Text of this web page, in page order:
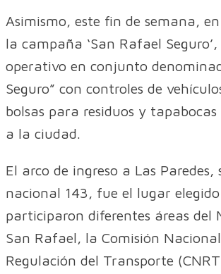
Asimismo, este fin de semana,
la campaña ‘San Rafael
operativo en conjunto
Seguro” con controles de
bolsas para residuos y tapabocas
a la ciudad.
El arco de ingreso a Las
nacional 143, fue el lugar
participaron diferentes áreas del
San Rafael, la Comisión
Regulación del Transporte